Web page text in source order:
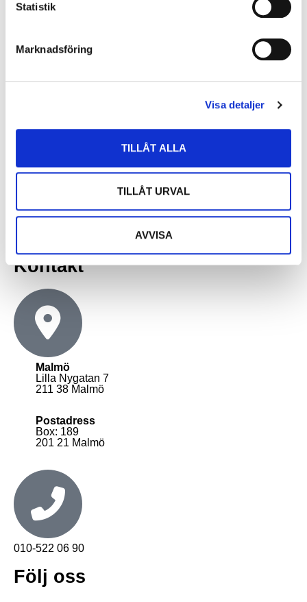
Statistik
Marknadsföring
Visa detaljer
TILLÅT ALLA
TILLÅT URVAL
AVVISA
på kommersiella fastigheter
i södra Sverige. Bolaget erbjuder helhetstjänster som ägare, förvaltare
och utvecklare inom fastigheter. Acrinova har sitt huvudkontor i Malmö.
Acrinova välkomnar The Ice Cooperation Nordic AB
till Rausgård 20 i Helsingborg
Snabblänkar
Vår organisation
Boendeinformation
Kontakt
Malmö
Lilla Nygatan 7
211 38 Malmö
Postadress
Box: 189
201 21 Malmö
010-522 06 90
Följ oss